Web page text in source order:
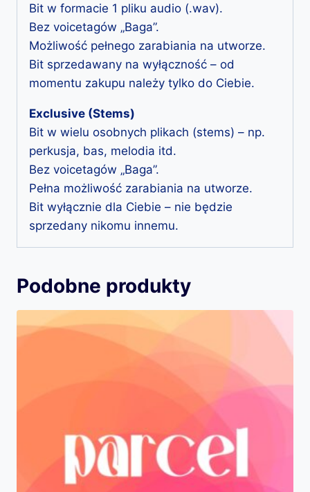
Bit w formacie 1 pliku audio (.wav).
Bez voicetagów „Baga”.
Możliwość pełnego zarabiania na utworze.
Bit sprzedawany na wyłączność – od
momentu zakupu należy tylko do Ciebie.
Exclusive (Stems)
Bit w wielu osobnych plikach (stems) – np.
perkusja, bas, melodia itd.
Bez voicetagów „Baga”.
Pełna możliwość zarabiania na utworze.
Bit wyłącznie dla Ciebie – nie będzie
sprzedany nikomu innemu.
Podobne produkty